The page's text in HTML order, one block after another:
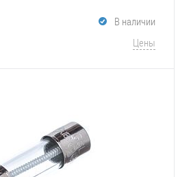
В наличии
Цены
Сравнение